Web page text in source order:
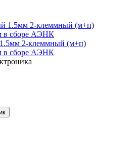
2-клеммный (м+п)
в сборе АЭНК